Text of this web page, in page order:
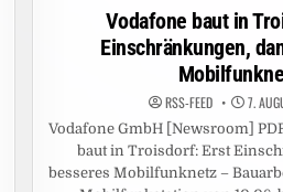
in
Vodafone baut in
Einschränkungen,
RSS-FEED 7.
Vodafone GmbH [Newsroom]
baut in Troisdorf: Erst
besseres Mobilfunknetz –